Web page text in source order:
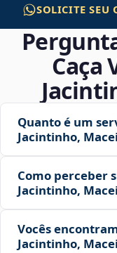
SOLICITE SEU
Caça
Quanto é um
Jacintinho,
Como perceber
Jacintinho,
Vocês
Jacintinho,